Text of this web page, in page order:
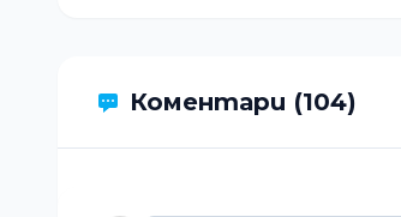
Коментари (104)